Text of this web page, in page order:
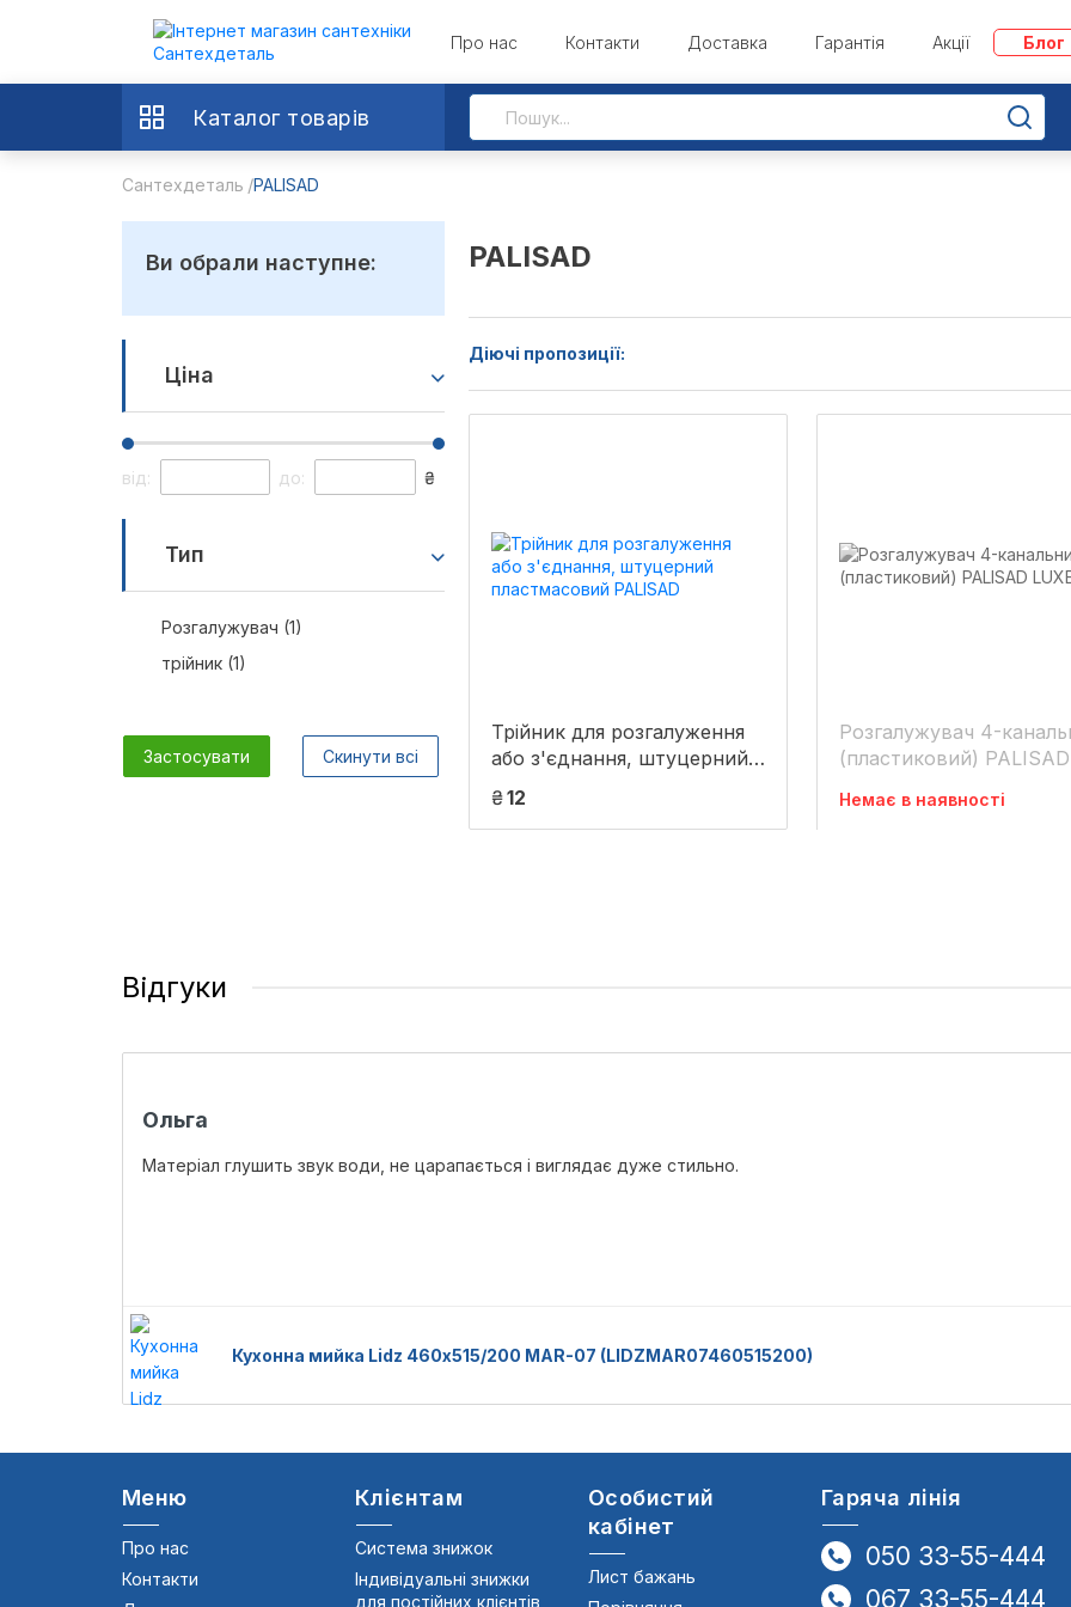
Про нас Контакти Доставка Гарантія Акції Блог
Каталог товарів
Сантехдеталь PALISAD
Ви обрали наступне:
Ціна
від: до: ₴
Тип
Розгалужувач (1)
трійник (1)
Застосувати Скинути всі
PALISAD
Діючі пропозиції:
Трійник для розгалуження
або з'єднання, штуцерний
пластмасовий PALISAD
₴12
Розгалужувач 4-
(пластиковий) PALISAD
Немає в наявності
Відгуки
Ольга
Матеріал глушить звук води, не царапається і виглядає дуже стильно.
Кухонна мийка Lidz 460х515/200 MAR-07 (LIDZMAR07460515200)
Меню
Про нас
Контакти
Клієнтам
Система знижок
Індивідуальні знижки
для постійних клієнтів
Особистий
кабінет
Лист бажань
Гаряча лінія
050 33-55-444
067 33-55-444